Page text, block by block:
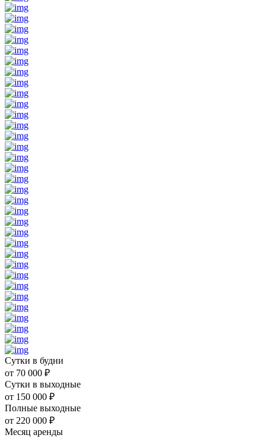
Сутки в будни
от 70 000 ₽
Сутки в выходные
от 150 000 ₽
Полные выходные
от 220 000 ₽
Месяц аренды